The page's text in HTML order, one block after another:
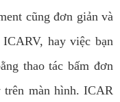
cũng đơn giản và
hay việc bạn
thao tác bấm đơn
trên màn hình. ICAR